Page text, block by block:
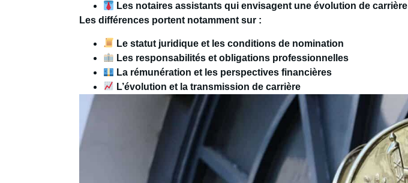
Les notaires assistants qui envisagent une évolution de carrière
Les différences portent notamment sur :
Le statut juridique et les conditions de nomination
Les responsabilités et obligations professionnelles
La rémunération et les perspectives financières
L’évolution et la transmission de carrière